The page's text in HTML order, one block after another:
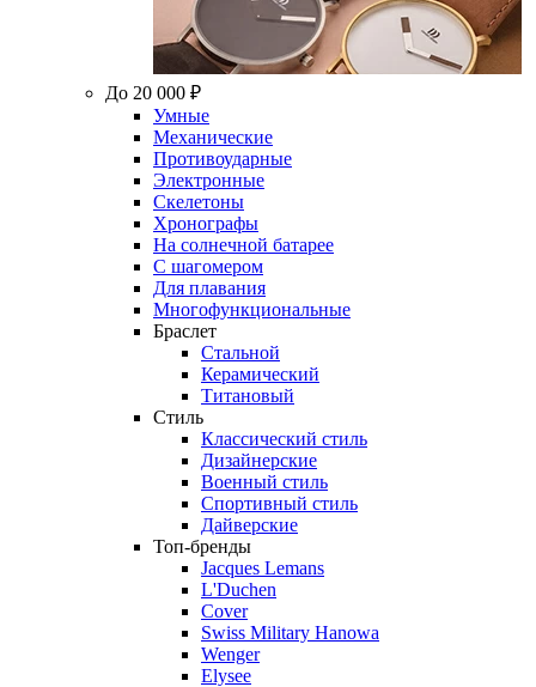
До 20 000 ₽
Умные
Механические
Противоударные
Электронные
Скелетоны
Хронографы
На солнечной батарее
С шагомером
Для плавания
Многофункциональные
Браслет
Стальной
Керамический
Титановый
Стиль
Классический стиль
Дизайнерские
Военный стиль
Спортивный стиль
Дайверские
Топ-бренды
Jacques Lemans
L'Duchen
Cover
Swiss Military Hanowa
Wenger
Elysee